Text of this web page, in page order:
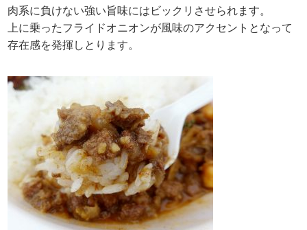
肉系に負けない強い旨味にはビックリさせられます。
上に乗ったフライドオニオンが風味のアクセントとなって
存在感を発揮しとります。